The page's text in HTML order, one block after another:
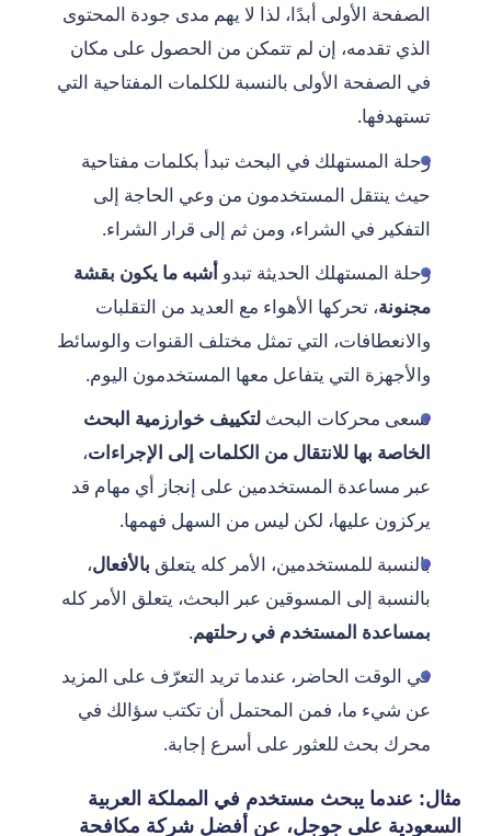
الصفحة الأولى أبدًا، لذا لا يهم مدى جودة المحتوى
الذي تقدمه، إن لم تتمكن من الحصول على مكان
في الصفحة الأولى بالنسبة للكلمات المفتاحية التي
تستهدفها.
رحلة المستهلك في البحث تبدأ بكلمات مفتاحية
حيث ينتقل المستخدمون من وعي الحاجة إلى
التفكير في الشراء، ومن ثم إلى قرار الشراء.
رحلة المستهلك الحديثة تبدوأشبه ما يكون بقشة
مجنونة، تحركها الأهواء مع العديد من التقلبات
والانعطافات، التي تمثل مختلف القنوات والوسائط
والأجهزة التي يتفاعل معها المستخدمون اليوم.
تسعى محركات البحثلتكييف خوارزمية البحث
الخاصة بها للانتقال من الكلمات إلى الإجراءات،
عبر مساعدة المستخدمين على إنجاز أي مهام قد
يركزون عليها، لكن ليس من السهل فهمها.
بالنسبة للمستخدمين، الأمر كله يتعلق بالأفعال،
بالنسبة إلى المسوقين عبر البحث، يتعلق الأمر كله
بمساعدة المستخدم في رحلتهم.
في الوقت الحاضر، عندما تريد التعرّف على المزيد
عن شيء ما، فمن المحتمل أن تكتب سؤالك في
محرك بحث للعثور على أسرع إجابة.
مثال: عندما يبحث مستخدم في المملكة العربية
السعودية على جوجل، عن أفضل شركة مكافحة